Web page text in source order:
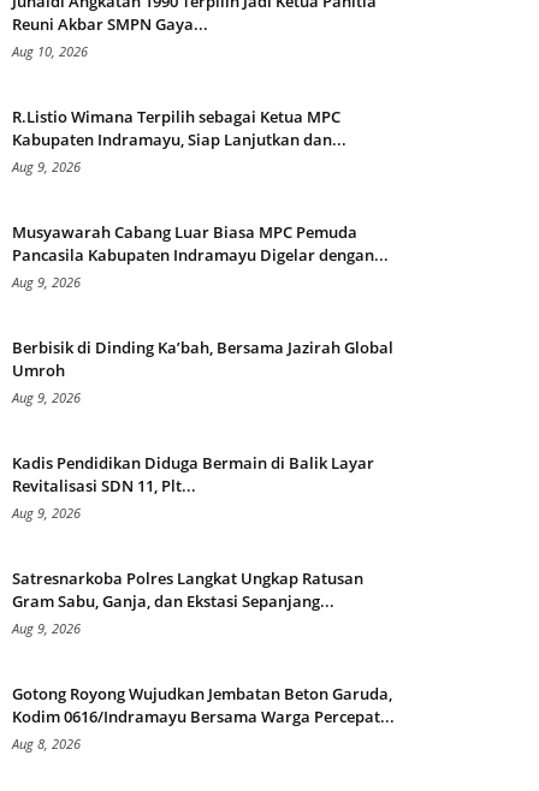
Reuni Akbar SMPN Gaya...
Aug 10, 2026
R.Listio Wimana Terpilih sebagai Ketua MPC
Kabupaten Indramayu, Siap Lanjutkan dan...
Aug 9, 2026
Musyawarah Cabang Luar Biasa MPC Pemuda
Pancasila Kabupaten Indramayu Digelar dengan...
Aug 9, 2026
Berbisik di Dinding Ka’bah, Bersama Jazirah Global
Umroh
Aug 9, 2026
Kadis Pendidikan Diduga Bermain di Balik Layar
Revitalisasi SDN 11, Plt...
Aug 9, 2026
Satresnarkoba Polres Langkat Ungkap Ratusan
Gram Sabu, Ganja, dan Ekstasi Sepanjang...
Aug 9, 2026
Gotong Royong Wujudkan Jembatan Beton Garuda,
Kodim 0616/Indramayu Bersama Warga Percepat...
Aug 8, 2026